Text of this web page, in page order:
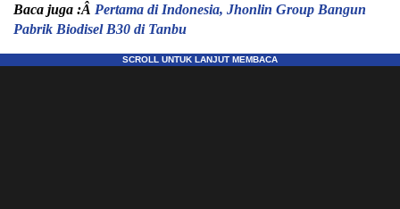
Baca juga :Â Pertama di Indonesia, Jhonlin Group Bangun
Pabrik Biodisel B30 di Tanbu